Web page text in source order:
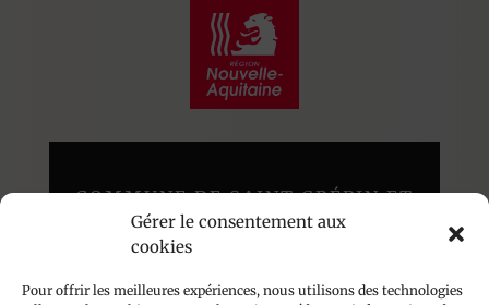
Gérer le consentement aux
cookies
Pour offrir les meilleures expériences, nous utilisons des technologies
COMMUNE DE SAINT CRÉPIN ET
CARLUCET
Au cœur du Périgord Noir
136 route du Poujol – 24590